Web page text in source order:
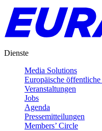
Dienste
Media Solutions
Europäische
Veranstaltungen
Jobs
Agenda
Pressemitteilungen
Members’ Circle